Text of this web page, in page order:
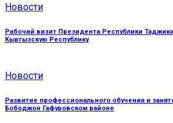
Новости
Рабочий визит Президента Республики
Кыргызскую Республику
Новости
Развитие профессионального обучения и
Бободжон Гафуровском районе